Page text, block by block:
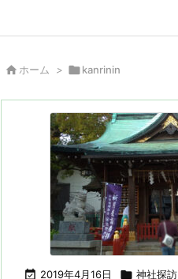
 ホーム > kanrinin
 2019年4月16日  神社探訪